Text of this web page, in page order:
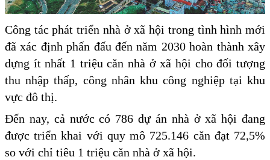
Công tác phát triển nhà ở xã hội trong tình hình mới
đã xác định phấn đấu đến năm 2030 hoàn thành xây
dựng ít nhất 1 triệu căn nhà ở xã hội cho đối tượng
thu nhập thấp, công nhân khu công nghiệp tại khu
vực đô thị.
Đến nay, cả nước có 786 dự án nhà ở xã hội đang
được triển khai với quy mô 725.146 căn đạt 72,5%
so với chỉ tiêu 1 triệu căn nhà ở xã hội.